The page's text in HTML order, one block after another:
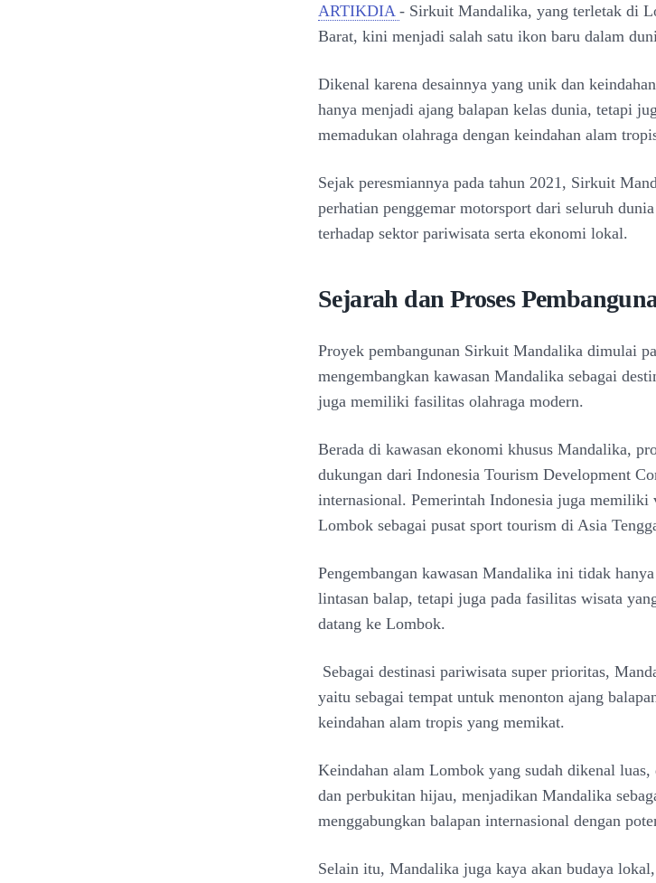
ARTIKDIA - Sirkuit Mandalika, yang terletak di
Barat, kini menjadi salah satu ikon baru dalam
Dikenal karena desainnya yang unik dan
hanya menjadi ajang balapan kelas dunia, tetapi
memadukan olahraga dengan keindahan alam
Sejak peresmiannya pada tahun 2021, Sirkuit
perhatian penggemar motorsport dari seluruh
terhadap sektor pariwisata serta ekonomi lokal.
Sejarah dan Proses
Proyek pembangunan Sirkuit Mandalika dimulai
mengembangkan kawasan Mandalika sebagai
juga memiliki fasilitas olahraga modern.
Berada di kawasan ekonomi khusus Mandalika,
dukungan dari Indonesia Tourism Development
internasional. Pemerintah Indonesia juga memiliki
Lombok sebagai pusat sport tourism di Asia
Pengembangan kawasan Mandalika ini tidak
lintasan balap, tetapi juga pada fasilitas wisata
datang ke Lombok.
Sebagai destinasi pariwisata super prioritas,
yaitu sebagai tempat untuk menonton ajang
keindahan alam tropis yang memikat.
Keindahan alam Lombok yang sudah dikenal
dan perbukitan hijau, menjadikan Mandalika
menggabungkan balapan internasional dengan
Selain itu, Mandalika juga kaya akan budaya